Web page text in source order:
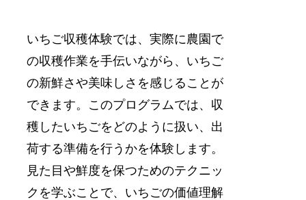
いちご収穫体験では、実際に農園で
の収穫作業を手伝いながら、いちご
の新鮮さや美味しさを感じることが
できます。このプログラムでは、収
穫したいちごをどのように扱い、出
荷する準備を行うかを体験します。
見た目や鮮度を保つためのテクニッ
クを学ぶことで、いちごの価値理解